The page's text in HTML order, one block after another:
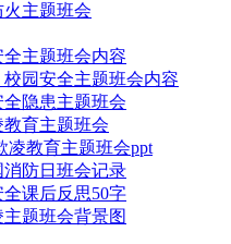
主题班会
主题班会内容
园安全主题班会内容
隐患主题班会
育主题班会
凌教育主题班会ppt
防日班会记录
课后反思50字
题班会背景图